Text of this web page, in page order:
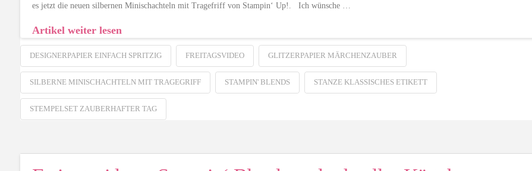
es jetzt die neuen silbernen Minischachteln mit Tragefriff von Stampin‘ Up!. Ich wünsche …
Artikel weiter lesen
DESIGNERPAPIER EINFACH SPRITZIG FREITAGSVIDEO GLITZERPAPIER MÄRCHENZAUBER
SILBERNE MINISCHACHTELN MIT TRAGEGRIFF STAMPIN' BLENDS STANZE KLASSISCHES ETIKETT
STEMPELSET ZAUBERHAFTER TAG